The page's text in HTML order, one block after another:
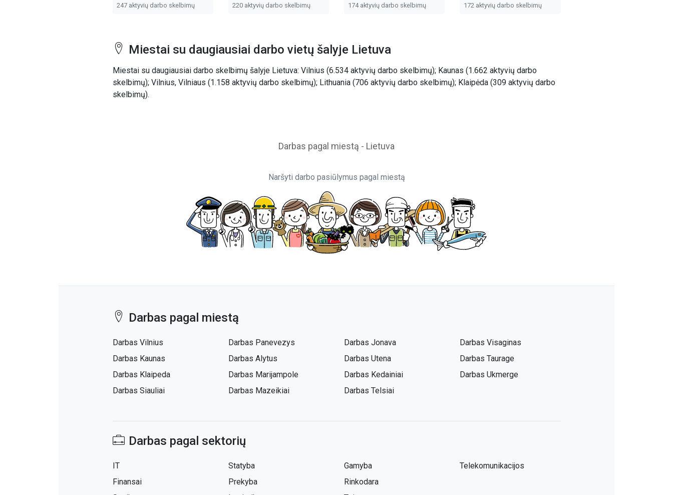
247 aktyvių darbo skelbimų
220 aktyvių darbo skelbimų
174 aktyvių darbo skelbimų
172 aktyvių darbo skelbimų
Miestai su daugiausiai darbo vietų šalyje Lietuva
Miestai su daugiausiai darbo skelbimų šalyje Lietuva: Vilnius (6.534 aktyvių darbo skelbimų); Kaunas (1.662 aktyvių darbo
skelbimų); Vilnius, Vilniaus (1.158 aktyvių darbo skelbimų); Lithuania (706 aktyvių darbo skelbimų); Klaipėda (309 aktyvių darbo
skelbimų).
Darbas pagal miestą - Lietuva
Naršyti darbo pasiūlymus pagal miestą
Darbas pagal miestą
Darbas Vilnius
Darbas Kaunas
Darbas Klaipeda
Darbas Siauliai
Darbas Panevezys
Darbas Alytus
Darbas Marijampole
Darbas Mazeikiai
Darbas Jonava
Darbas Utena
Darbas Kedainiai
Darbas Telsiai
Darbas Visaginas
Darbas Taurage
Darbas Ukmerge
Darbas pagal sektorių
IT
Finansai
Statyba
Prekyba
Gamyba
Rinkodara
Telekomunikacijos